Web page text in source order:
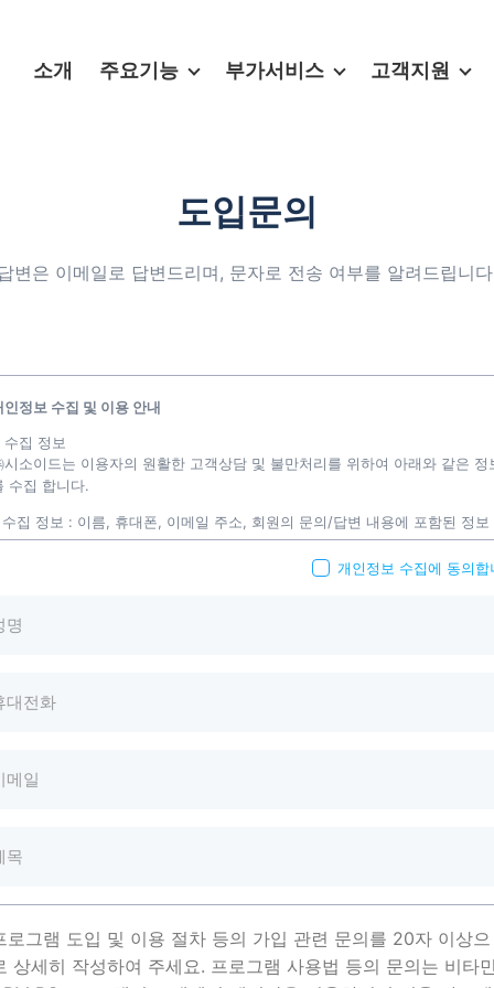
소개 주요기능 부가서비스 고객지원
도입문의
변은 이메일로 답변드리며, 문자로 전송 여부를 알려드립니
인정보 수집 및 이용 안내
수집 정보
시소이드는 이용자의 원활한 고객상담 및 불만처리를 위하여 아래와 같은 정
수집 합니다.
집 정보 : 이름, 휴대폰, 이메일 주소, 회원의 문의/답변 내용에 포함된 정보
집된 정보는 고객문의 및 상담요청에 대하여 회신을 하거나, 상담을 위한 서
보관 및 이용 기간
개인정보 수집에 동의합